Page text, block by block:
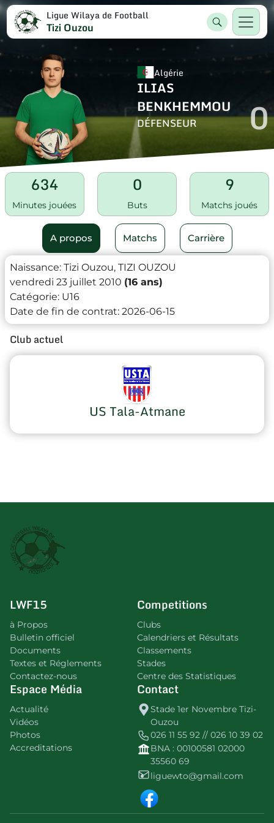
Ligue Wilaya de Football
Tizi Ouzou
Algérie
ILIAS
BENKHEMMOU
DÉFENSEUR 0
634
Minutes jouées
0
Buts
9
Matchs joués
A propos Matchs Carrière
Naissance: Tizi Ouzou, TIZI OUZOU
vendredi 23 juillet 2010 (16 ans)
Catégorie: U16
Date de fin de contrat: 2026-06-15
Club actuel
US Tala-Atmane
LWF15
à Propos
Bulletin officiel
Documents
Textes et Réglements
Contactez-nous
Competitions
Clubs
Calendriers et Résultats
Classements
Stades
Centre des Statistiques
Espace Média
Actualité
Vidéos
Photos
Accreditations
Contact
Stade 1er Novembre Tizi-
Ouzou
026 11 55 92 // 026 10 39 02
BNA : 00100581 02000
35560 69
liguewto@gmail.com